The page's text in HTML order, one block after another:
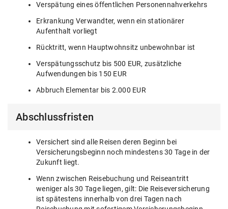
Verspätung eines öffentlichen Personennahverkehrs
Erkrankung Verwandter, wenn ein stationärer
Aufenthalt vorliegt
Rücktritt, wenn Hauptwohnsitz unbewohnbar ist
Verspätungsschutz bis 500 EUR, zusätzliche
Aufwendungen bis 150 EUR
Abbruch Elementar bis 2.000 EUR
Abschlussfristen
Versichert sind alle Reisen deren Beginn bei
Versicherungsbeginn noch mindestens 30 Tage in der
Zukunft liegt.
Wenn zwischen Reisebuchung und Reiseantritt
weniger als 30 Tage liegen, gilt: Die Reiseversicherung
ist spätestens innerhalb von drei Tagen nach